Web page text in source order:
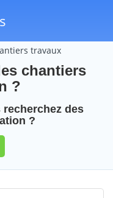
travaux
chantiers
?
des
?